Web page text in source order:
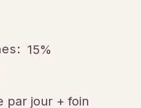
15%
par jour + foin